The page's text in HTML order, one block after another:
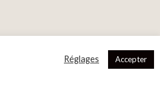
Réglages Accepter